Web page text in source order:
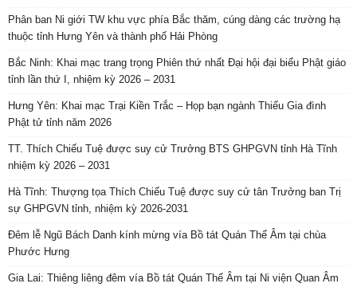
Phân ban Ni giới TW khu vực phía Bắc thăm, cúng dàng các trường hạ
thuộc tỉnh Hưng Yên và thành phố Hải Phòng
Bắc Ninh: Khai mạc trang trọng Phiên thứ nhất Đại hội đại biểu Phật giáo
tỉnh lần thứ I, nhiệm kỳ 2026 – 2031
Hưng Yên: Khai mạc Trại Kiền Trắc – Họp bạn ngành Thiếu Gia đình
Phật tử tỉnh năm 2026
TT. Thích Chiếu Tuệ được suy cử Trưởng BTS GHPGVN tỉnh Hà Tĩnh
nhiệm kỳ 2026 – 2031
Hà Tĩnh: Thượng tọa Thích Chiếu Tuệ được suy cử tân Trưởng ban Trị
sự GHPGVN tỉnh, nhiệm kỳ 2026-2031
Đêm lễ Ngũ Bách Danh kính mừng vía Bồ tát Quán Thế Âm tại chùa
Phước Hưng
Gia Lai: Thiêng liêng đêm vía Bồ tát Quán Thế Âm tại Ni viện Quan Âm